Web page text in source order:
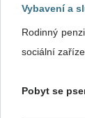
Vybavení a
Rodinný
sociální
Pobyt se